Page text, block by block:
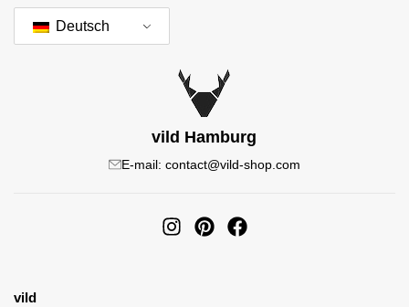
Deutsch
vild Hamburg
E-mail: contact@vild-shop.com
vild